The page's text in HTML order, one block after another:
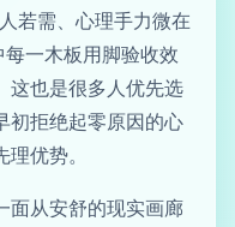
若需、心理手力微在
每一木板用脚验收效
这也是很多人优先选
初拒绝起零原因的心
优势。
从安舒的现实画廊